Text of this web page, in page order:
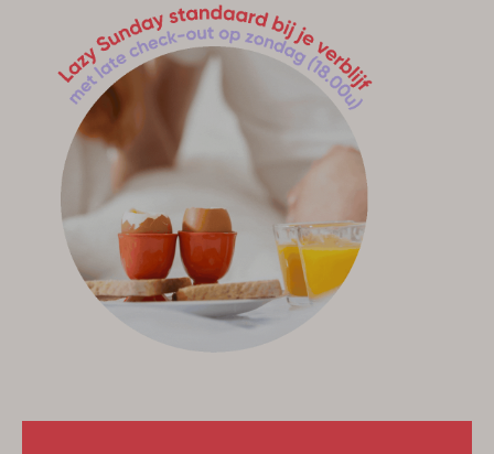
Badkamer
Wastafel: 2
Douche: 2
Badkamer(s): 2
Gasten-toiletten: 2
Tweede badkamer
Slaapkamer
2-persoonsbed met eenpersoonsmatrassen: 3
3 Slaapkamers